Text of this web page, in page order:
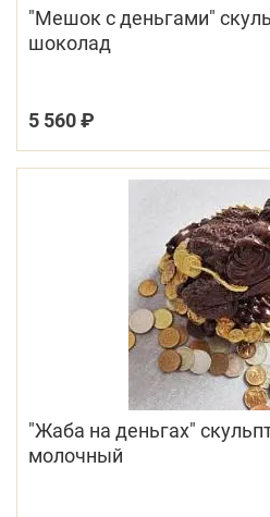
"Мешок с деньгами"
шоколад
5 560 ₽
"Жаба на деньгах"
молочный